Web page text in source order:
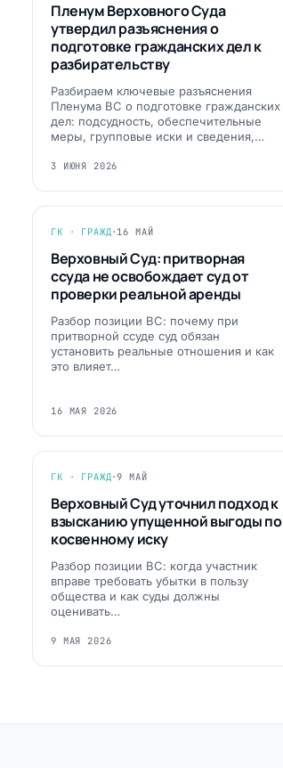
Пленум Верховного Суда
утвердил разъяснения о
подготовке гражданских дел к
разбирательству
Разбираем ключевые разъяснения
Пленума ВС о подготовке гражданских
дел: подсудность, обеспечительные
меры, групповые иски и сведения,…
3 ИЮНЯ 2026
ГК · ГРАЖД· 16 МАЙ
Верховный Суд: притворная
ссуда не освобождает суд от
проверки реальной аренды
Разбор позиции ВС: почему при
притворной ссуде суд обязан
установить реальные отношения и как
это влияет…
16 МАЯ 2026
ГК · ГРАЖД·9 МАЙ
Верховный Суд уточнил подход к
взысканию упущенной выгоды по
косвенному иску
Разбор позиции ВС: когда участник
вправе требовать убытки в пользу
общества и как суды должны
оценивать…
9 МАЯ 2026